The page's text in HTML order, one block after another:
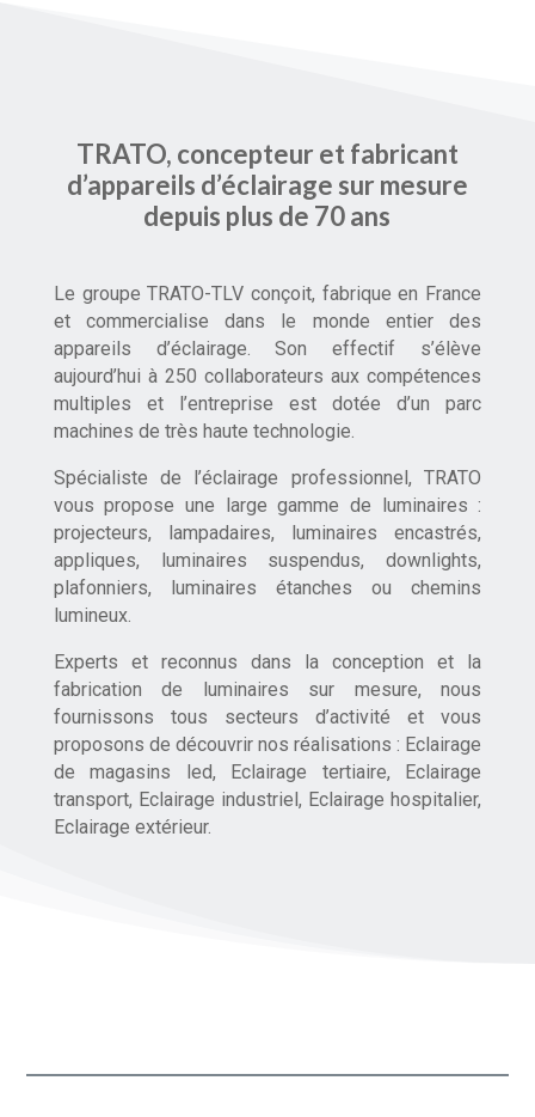
TRATO, concepteur et fabricant
d’appareils d’éclairage sur mesure
depuis plus de 70 ans
Le groupe TRATO-TLV conçoit, fabrique en France
et commercialise dans le monde entier des
appareils d’éclairage. Son effectif s’élève
aujourd’hui à 250 collaborateurs aux compétences
multiples et l’entreprise est dotée d’un parc
machines de très haute technologie.
Spécialiste de l’éclairage professionnel, TRATO
vous propose une large gamme de luminaires :
projecteurs, lampadaires, luminaires encastrés,
appliques, luminaires suspendus, downlights,
plafonniers, luminaires étanches ou chemins
lumineux.
Experts et reconnus dans la conception et la
fabrication de luminaires sur mesure, nous
fournissons tous secteurs d’activité et vous
proposons de découvrir nos réalisations : Eclairage
de magasins led, Eclairage tertiaire, Eclairage
transport, Eclairage industriel, Eclairage hospitalier,
Eclairage extérieur.